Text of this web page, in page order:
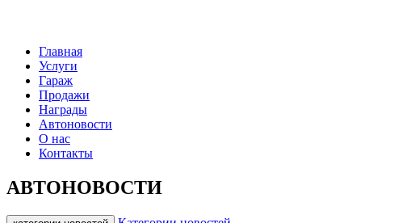
Главная
Услуги
Гараж
Продажи
Награды
Автоновости
О нас
Контакты
АВТОНОВОСТИ